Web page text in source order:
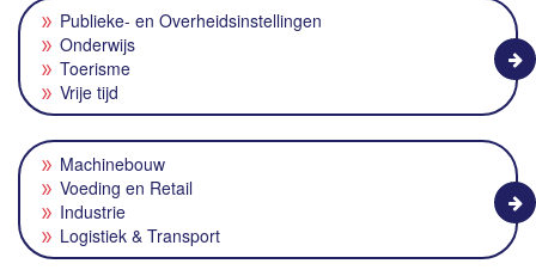
Publieke- en Overheidsinstellingen
Onderwijs
Toerisme
Vrije tijd
Machinebouw
Voeding en Retail
Industrie
Logistiek & Transport